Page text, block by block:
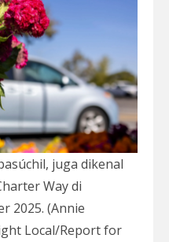
juga dikenal
Way di
2025. (Annie
Local/Report for